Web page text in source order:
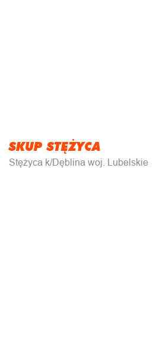
SKUP STĘŻYCA
Stężyca k/Dęblina woj. Lubelskie